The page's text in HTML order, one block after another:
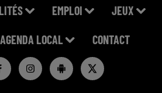
EMPLOI JEUX
AGENDA LOCAL CONTACT